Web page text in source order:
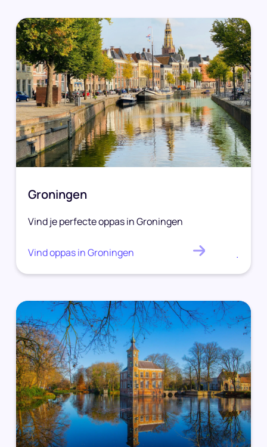
Groningen
Vind je perfecte oppas in Groningen
Vind oppas in Groningen .